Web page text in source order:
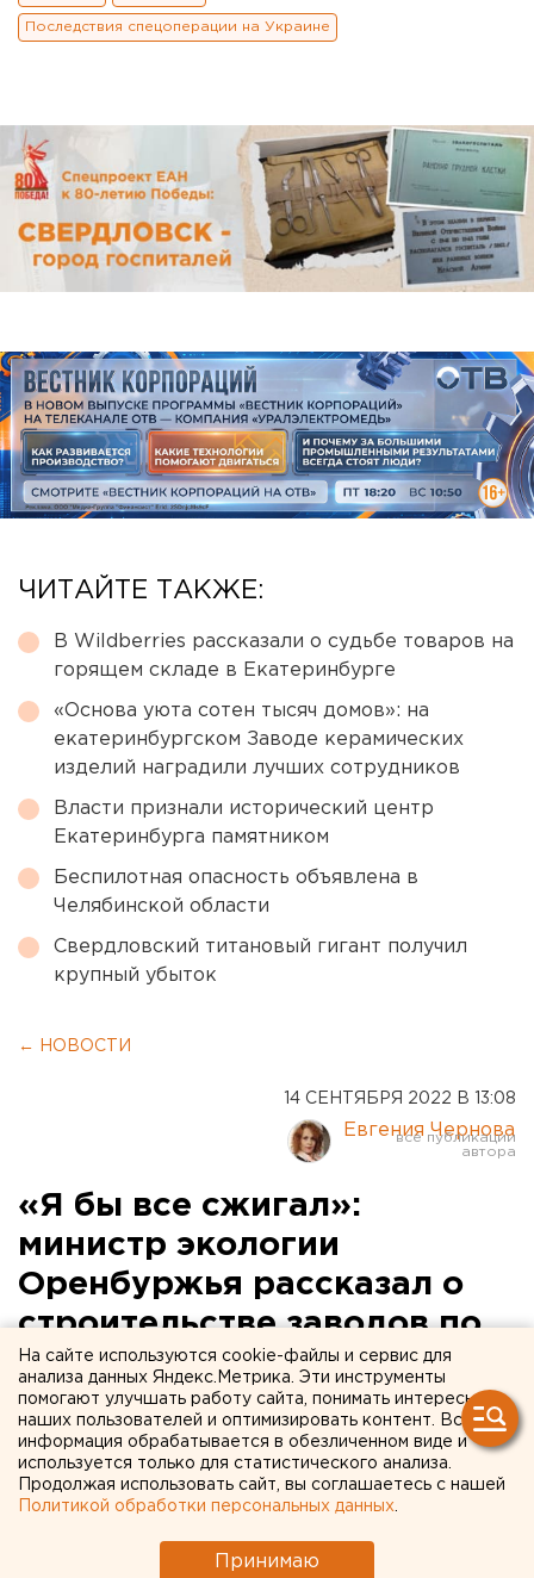
Последствия спецоперации на Украине
ЧИТАЙТЕ ТАКЖЕ:
В Wildberries рассказали о судьбе товаров на
горящем складе в Екатеринбурге
«Основа уюта сотен тысяч домов»: на
екатеринбургском Заводе керамических
изделий наградили лучших сотрудников
Власти признали исторический центр
Екатеринбурга памятником
Беспилотная опасность объявлена в
Челябинской области
Свердловский титановый гигант получил
крупный убыток
← НОВОСТИ
14 СЕНТЯБРЯ 2022 В 13:08
Евгения Чернова
«Я бы все сжигал»:
министр экологии
Оренбуржья рассказал о
строительстве заводов по
переработке мусора
Первый такой комплекс появится в Оренбурге.
На сайте используются cookie-файлы и сервис для
анализа данных Яндекс.Метрика. Эти инструменты
помогают улучшать работу сайта, понимать интересы
наших пользователей и оптимизировать контент. Вся
информация обрабатывается в обезличенном виде и
используется только для статистического анализа.
Продолжая использовать сайт, вы соглашаетесь с нашей
Политикой обработки персональных данных
Принимаю